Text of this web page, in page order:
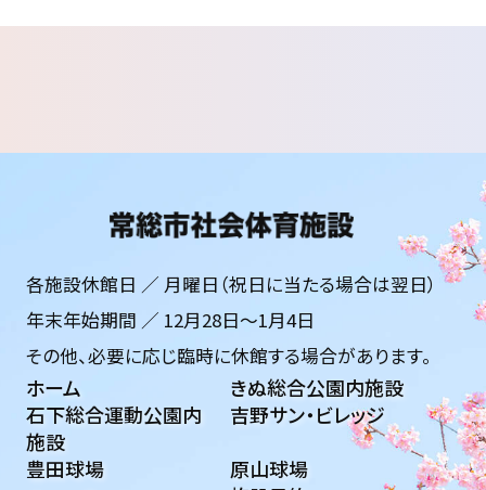
各施設休館日 ／ 月曜日（祝日に当たる場合は翌日）
年末年始期間 ／ 12月28日〜1月4日
その他、必要に応じ臨時に休館する場合があります。
ホーム
きぬ総合公園内施設
石下総合運動公園内
施設
吉野サン・ビレッジ
豊田球場
原山球場